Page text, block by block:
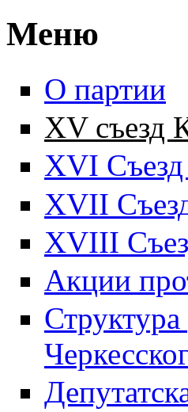
Меню
О партии
XV съезд
XVI
XVII
XVIII
Акции